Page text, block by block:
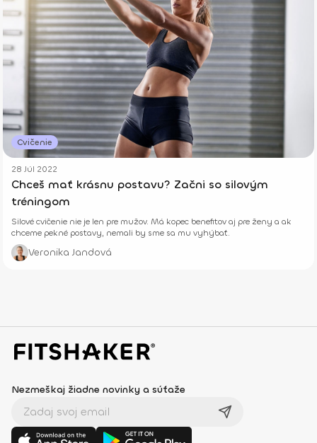
Cvičenie
28 Júl 2022
Chceš mať krásnu postavu? Začni so silovým
tréningom
Silové cvičenie nie je len pre mužov. Má kopec benefitov aj pre ženy a ak
chceme pekné postavy, nemali by sme sa mu vyhýbať.
Veronika Jandová
Nezmeškaj žiadne novinky a súťaže